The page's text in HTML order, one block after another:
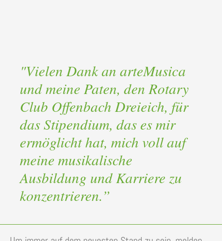
"Vielen Dank an arteMusica
und meine Paten, den Rotary
Club Offenbach Dreieich, für
das Stipendium, das es mir
ermöglicht hat, mich voll auf
meine musikalische
Ausbildung und Karriere zu
konzentrieren.”